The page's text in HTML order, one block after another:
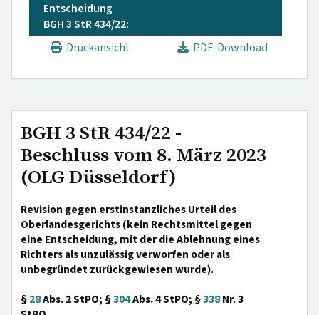
Entscheidung
BGH 3 StR 434/22:
Druckansicht
PDF-Download
BGH 3 StR 434/22 -
Beschluss vom 8. März 2023
(OLG Düsseldorf)
Revision gegen erstinstanzliches Urteil des
Oberlandesgerichts (kein Rechtsmittel gegen
eine Entscheidung, mit der die Ablehnung eines
Richters als unzulässig verworfen oder als
unbegründet zurückgewiesen wurde).
§28Abs. 2 StPO; §304Abs. 4 StPO; §338Nr. 3